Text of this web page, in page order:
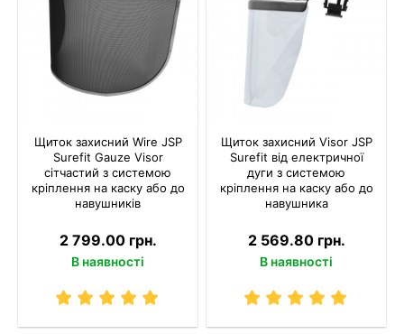
Щиток захисний Wire JSP
Surefit Gauze Visor
сітчастий з системою
кріплення на каску або до
навушників
2 799.00 грн.
В наявності
Щиток захисний Visor JSP
Surefit від електричної
дуги з системою
кріплення на каску або до
навушника
2 569.80 грн.
В наявності